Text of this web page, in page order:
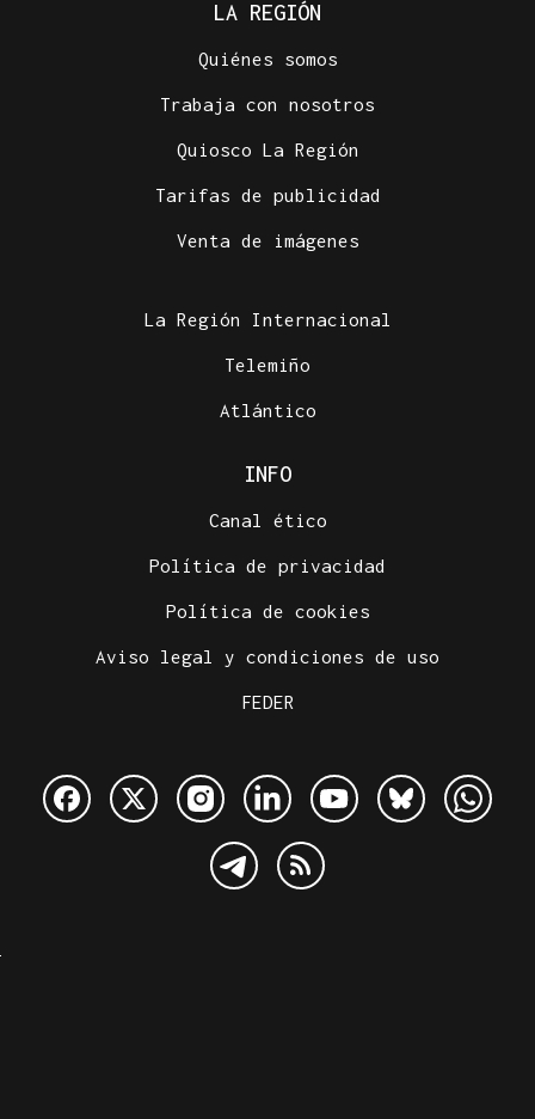
LA REGIÓN
Quiénes somos
Trabaja con nosotros
Quiosco La Región
Tarifas de publicidad
Venta de imágenes
La Región Internacional
Telemiño
Atlántico
INFO
Canal ético
Política de privacidad
Política de cookies
Aviso legal y condiciones de uso
FEDER